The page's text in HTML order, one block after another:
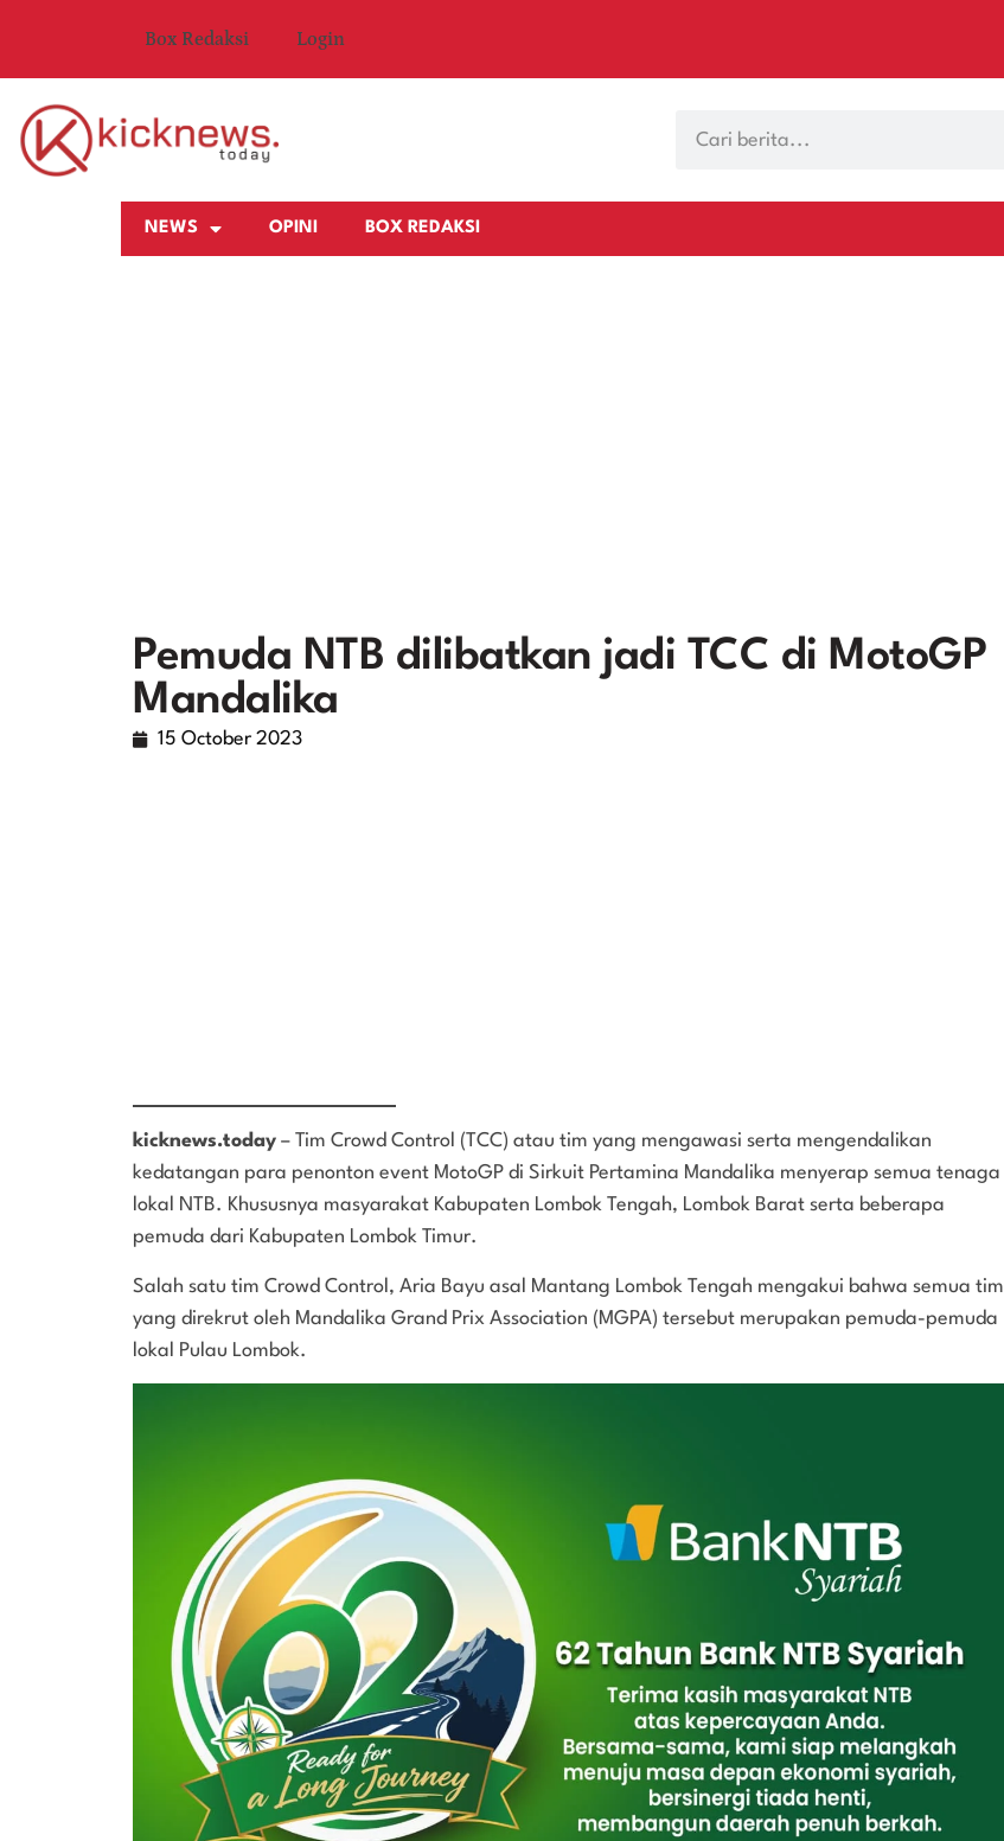
Box Redaksi Login
NEWS OPINI BOX REDAKSI
Pemuda NTB dilibatkan jadi TCC di MotoGP
Mandalika
15 October 2023
kicknews.today – Tim Crowd Control (TCC) atau tim yang mengawasi serta mengendalikan
kedatangan para penonton event MotoGP di Sirkuit Pertamina Mandalika menyerap semua tenaga
lokal NTB. Khususnya masyarakat Kabupaten Lombok Tengah, Lombok Barat serta beberapa
pemuda dari Kabupaten Lombok Timur.
Salah satu tim Crowd Control, Aria Bayu asal Mantang Lombok Tengah mengakui bahwa semua tim
yang direkrut oleh Mandalika Grand Prix Association (MGPA) tersebut merupakan pemuda-pemuda
lokal Pulau Lombok.